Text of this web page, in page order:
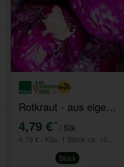
Rotkraut - aus eigenem Anbau
4,79 € * / Stk
Stück